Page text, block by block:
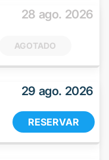
28 ago. 2026
AGOTADO
29 ago. 2026
RESERVAR